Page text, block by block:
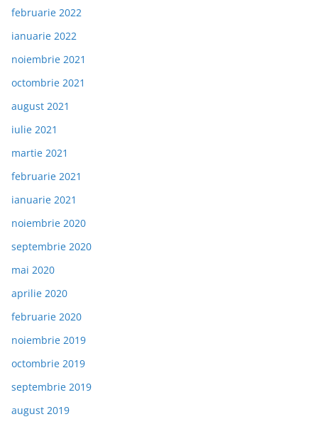
februarie 2022
ianuarie 2022
noiembrie 2021
octombrie 2021
august 2021
iulie 2021
martie 2021
februarie 2021
ianuarie 2021
noiembrie 2020
septembrie 2020
mai 2020
aprilie 2020
februarie 2020
noiembrie 2019
octombrie 2019
septembrie 2019
august 2019